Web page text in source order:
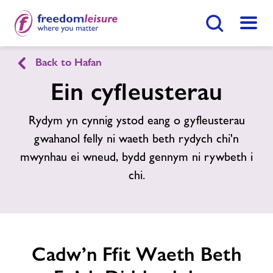
English Cymraeg
Canolfan Hamdden Maldwyn
Hafan
Newyddion
Ymunwch Nawr
Dod O Hyd I Ganolfan
Back to Hafan
Ein cyfleusterau
Rydym yn cynnig ystod eang o gyfleusterau
gwahanol felly ni waeth beth rydych chi'n
mwynhau ei wneud, bydd gennym ni rywbeth i
chi.
Cadw’n Ffit Waeth Beth